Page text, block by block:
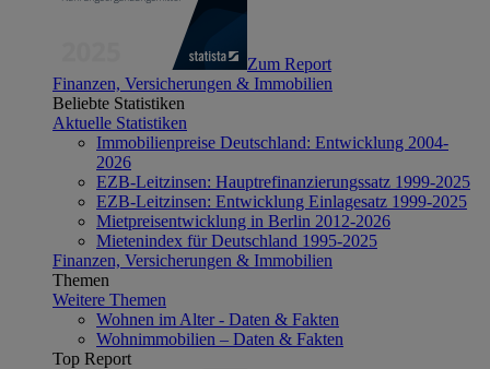
Zum Report
Finanzen, Versicherungen & Immobilien
Beliebte Statistiken
Aktuelle Statistiken
Immobilienpreise Deutschland: Entwicklung 2004-
2026
EZB-Leitzinsen: Hauptrefinanzierungssatz 1999-2025
EZB-Leitzinsen: Entwicklung Einlagesatz 1999-2025
Mietpreisentwicklung in Berlin 2012-2026
Mietenindex für Deutschland 1995-2025
Finanzen, Versicherungen & Immobilien
Themen
Weitere Themen
Wohnen im Alter - Daten & Fakten
Wohnimmobilien – Daten & Fakten
Top Report